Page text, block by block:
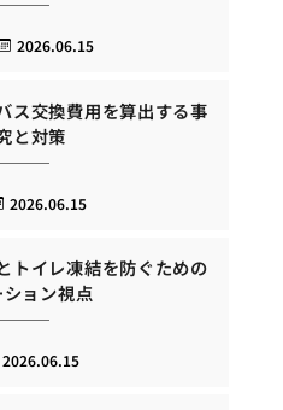
2026.06.15
ス交換費用を算出する事
と対策
2026.06.15
トイレ凍結を防ぐための
ション視点
2026.06.15